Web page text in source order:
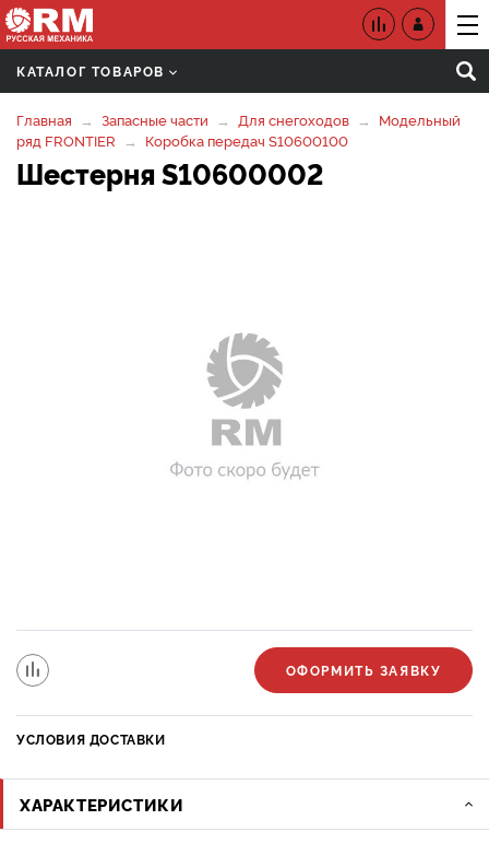
КАТАЛОГ ТОВАРОВ
Главная Запасные части Для снегоходов
Модельный
ряд FRONTIER
Коробка передач S10600100
Шестерня S10600002
ОФОРМИТЬ ЗАЯВКУ
УСЛОВИЯ ДОСТАВКИ
ХАРАКТЕРИСТИКИ